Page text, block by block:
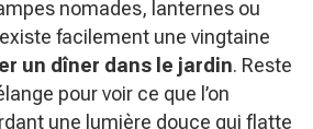
nomades, lanternes ou
facilement une vingtaine
un dîner dans le jardin. Reste
pour voir ce que l’on
une lumière douce qui flatte